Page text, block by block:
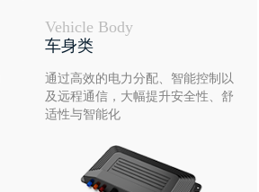
Vehicle Body
车身类
通过高效的电力分配、智能控制以
及远程通信，大幅提升安全性、舒
适性与智能化